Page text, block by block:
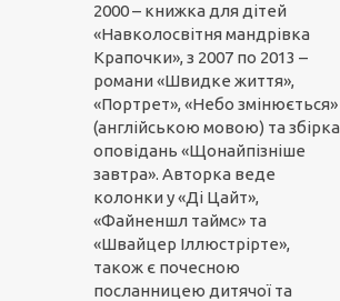
2000 – книжка для дітей
«Навколосвітня мандрівка
Крапочки», з 2007 по 2013 –
романи «Швидке життя»,
«Портрет», «Небо змінюється»
(англійською мовою) та збірка
оповідань «Щонайпізніше
завтра». Авторка веде
колонки у «Ді Цайт»,
«Файненшл таймс» та
«Швайцер Іллюстрірте»,
також є почесною
посланницею дитячої та